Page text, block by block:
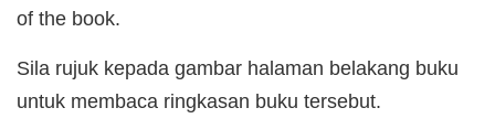
of the book.
Sila rujuk kepada gambar halaman belakang buku
untuk membaca ringkasan buku tersebut.